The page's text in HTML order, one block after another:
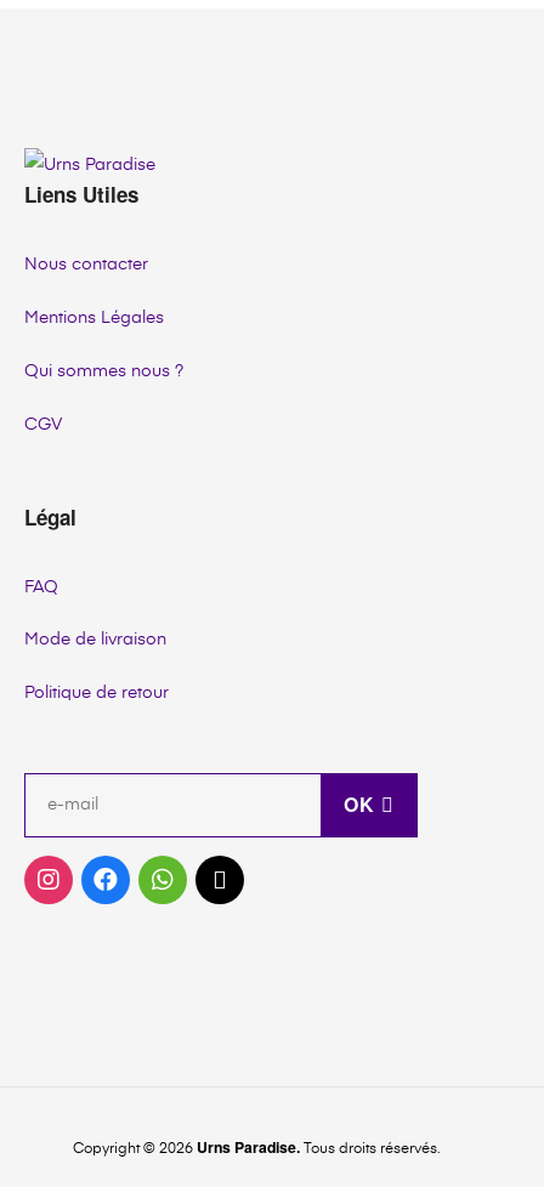
Liens Utiles
Nous contacter
Mentions Légales
Qui sommes nous ?
CGV
Légal
FAQ
Mode de livraison
Politique de retour
OK
Copyright © 2026 Urns Paradise. Tous droits réservés.